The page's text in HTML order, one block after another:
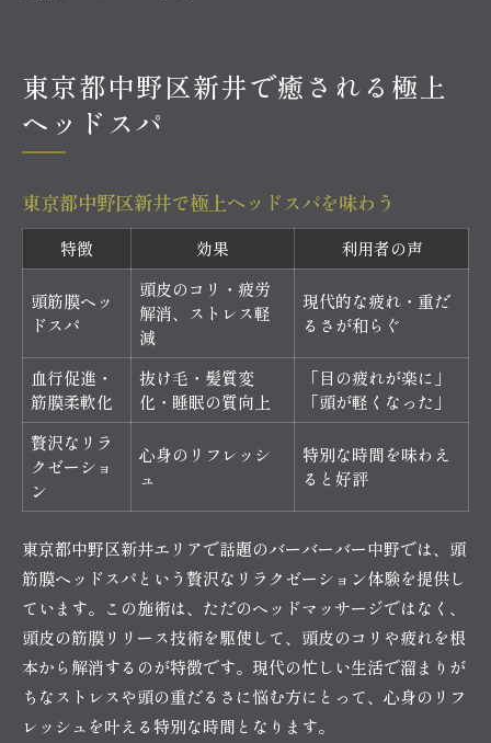
東京都中野区新井で癒される極上
ヘッドスパ
東京都中野区新井で極上ヘッドスパを味わう
特徴 効果 利用者の声
頭筋膜ヘッ
ドスパ
頭皮のコリ・疲労
解消、ストレス軽
減
現代的な疲れ・重だ
るさが和らぐ
血行促進・
筋膜柔軟化
抜け毛・髪質変
化・睡眠の質向上
「目の疲れが楽に」
「頭が軽くなった」
贅沢なリラ
クゼーショ
ン
心身のリフレッシ
ュ
特別な時間を味わえ
ると好評
東京都中野区新井エリアで話題のバーバーバー中野では、頭
筋膜ヘッドスパという贅沢なリラクゼーション体験を提供し
ています。この施術は、ただのヘッドマッサージではなく、
頭皮の筋膜リリース技術を駆使して、頭皮のコリや疲れを根
本から解消するのが特徴です。現代の忙しい生活で溜まりが
ちなストレスや頭の重だるさに悩む方にとって、心身のリフ
レッシュを叶える特別な時間となります。